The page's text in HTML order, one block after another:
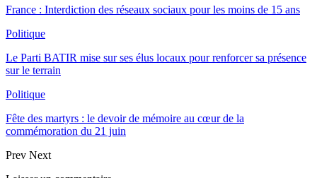
France : Interdiction des réseaux sociaux pour les moins de 15 ans
Politique
Le Parti BATIR mise sur ses élus locaux pour renforcer sa présence
sur le terrain
Politique
Fête des martyrs : le devoir de mémoire au cœur de la
commémoration du 21 juin
Prev Next